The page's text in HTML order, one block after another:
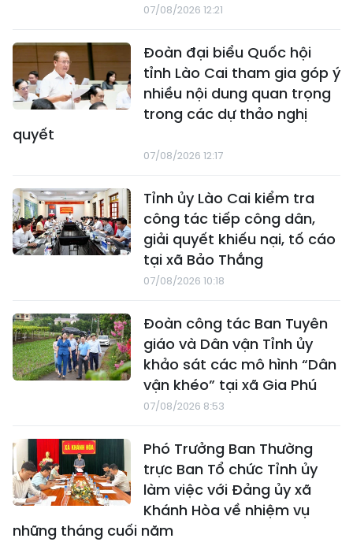
07/08/2026 12:21
Đoàn đại biểu Quốc hội
tỉnh Lào Cai tham gia góp ý
nhiều nội dung quan trọng
trong các dự thảo nghị
quyết
07/08/2026 12:17
Tỉnh ủy Lào Cai kiểm tra
công tác tiếp công dân,
giải quyết khiếu nại, tố cáo
tại xã Bảo Thắng
07/08/2026 10:18
Đoàn công tác Ban Tuyên
giáo và Dân vận Tỉnh ủy
khảo sát các mô hình “Dân
vận khéo” tại xã Gia Phú
07/08/2026 8:53
Phó Trưởng Ban Thường
trực Ban Tổ chức Tỉnh ủy
làm việc với Đảng ủy xã
Khánh Hòa về nhiệm vụ
những tháng cuối năm